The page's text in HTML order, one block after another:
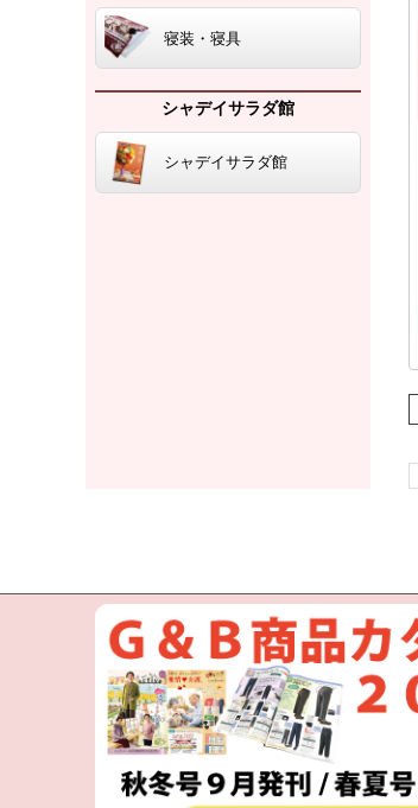
寝装・寝具
シャデイサラダ館
シャデイサラダ館